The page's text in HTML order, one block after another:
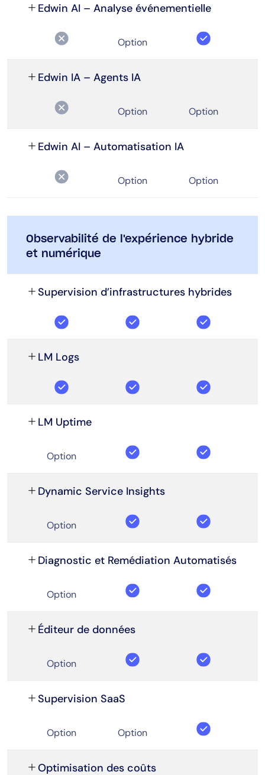
Edwin AI – Analyse événementielle
Option
Edwin IA – Agents IA
Option Option
Edwin AI – Automatisation IA
Option Option
Observabilité de l'expérience hybride
et numérique
Supervision d’infrastructures hybrides
LM Logs
LM Uptime
Option
Dynamic Service Insights
Option
Diagnostic et Remédiation Automatisés
Option
Éditeur de données
Option
Supervision SaaS
Option Option
Optimisation des coûts